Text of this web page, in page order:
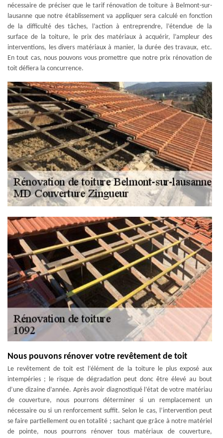
nécessaire de préciser que le tarif rénovation de toiture à Belmont-sur-
lausanne que notre établissement va appliquer sera calculé en fonction
de la difficulté des tâches, l’action à entreprendre, l’étendue de la
surface de la toiture, le prix des matériaux à acquérir, l’ampleur des
interventions, les divers matériaux à manier, la durée des travaux, etc.
En tout cas, nous pouvons vous promettre que notre prix rénovation de
toit défiera la concurrence.
Nous pouvons rénover votre revêtement de toit
Le revêtement de toit est l’élément de la toiture le plus exposé aux
intempéries ; le risque de dégradation peut donc être élevé au bout
d’une dizaine d’année. Après avoir diagnostiqué l’état de votre matériau
de couverture, nous pourrons déterminer si un remplacement un
nécessaire ou si un renforcement suffit. Selon le cas, l’intervention peut
se faire partiellement ou en totalité ; sachant que grâce à notre matériel
de pointe, nous pourrons rénover tous matériaux de couverture,